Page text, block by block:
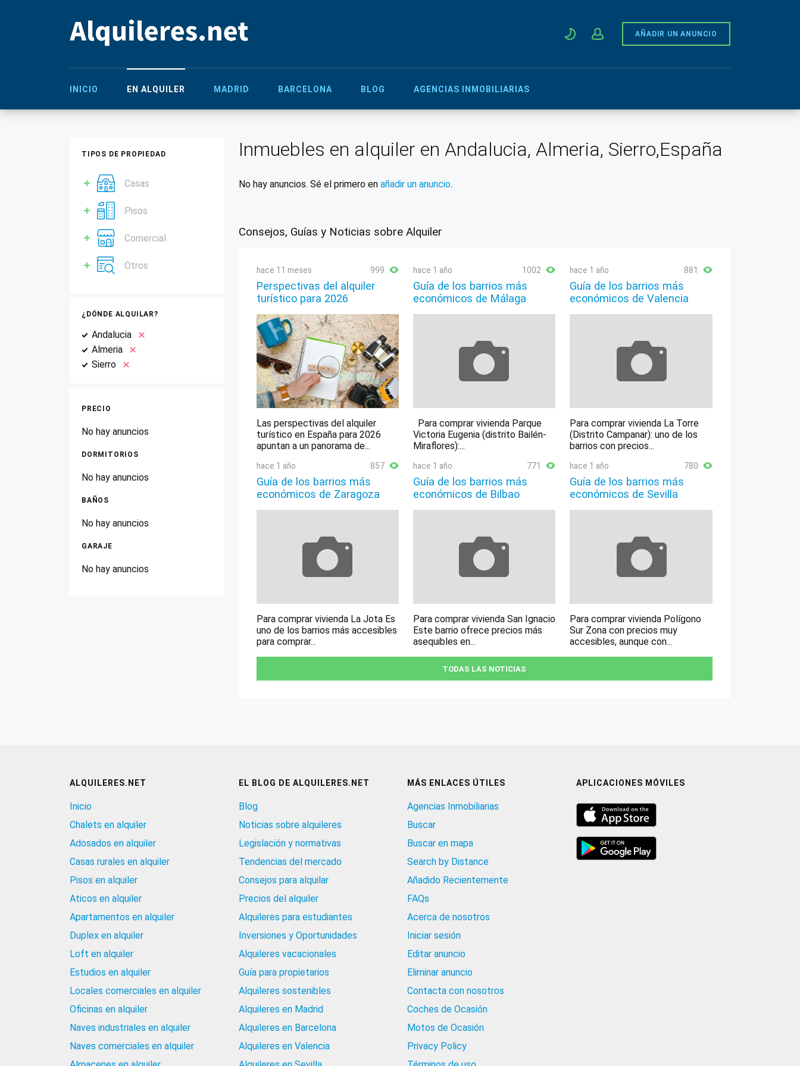
AÑADIR UN ANUNCIO
INICIO EN ALQUILER MADRID BARCELONA BLOG AGENCIAS INMOBILIARIAS
TIPOS DE PROPIEDAD
Casas
Pisos
Comercial
Otros
¿DÓNDE ALQUILAR?
Andalucia
Almeria
Sierro
PRECIO
No hay anuncios
DORMITORIOS
No hay anuncios
BAÑOS
No hay anuncios
GARAJE
No hay anuncios
Inmuebles en alquiler en Andalucia, Almeria, Sierro,España
No hay anuncios. Sé el primero en añadir un anuncio.
Consejos, Guías y Noticias sobre Alquiler
hace 11 meses 999
Perspectivas del alquiler
turístico para 2026
Las perspectivas del alquiler
turístico en España para 2026
apuntan a un panorama de...
hace 1 año 1002
Guía de los barrios más
económicos de Málaga
Para comprar vivienda Parque
Victoria Eugenia (distrito Bailén-
Miraflores):...
hace 1 año 881
Guía de los barrios más
económicos de Valencia
Para comprar vivienda La Torre
(Distrito Campanar): uno de los
barrios con precios...
hace 1 año 857
Guía de los barrios más
económicos de Zaragoza
Para comprar vivienda La Jota Es
uno de los barrios más accesibles
para comprar...
hace 1 año 771
Guía de los barrios más
económicos de Bilbao
Para comprar vivienda San Ignacio
Este barrio ofrece precios más
asequibles en...
hace 1 año 780
Guía de los barrios más
económicos de Sevilla
Para comprar vivienda Polígono
Sur Zona con precios muy
accesibles, aunque con...
TODAS LAS NOTICIAS
ALQUILERES.NET
Inicio
Chalets en alquiler
Adosados en alquiler
Casas rurales en alquiler
Pisos en alquiler
Aticos en alquiler
Apartamentos en alquiler
Duplex en alquiler
Loft en alquiler
Estudios en alquiler
Locales comerciales en alquiler
Oficinas en alquiler
Naves industriales en alquiler
Naves comerciales en alquiler
EL BLOG DE ALQUILERES.NET
Blog
Noticias sobre alquileres
Legislación y normativas
Tendencias del mercado
Consejos para alquilar
Precios del alquiler
Alquileres para estudiantes
Inversiones y Oportunidades
Alquileres vacacionales
Guía para propietarios
Alquileres sostenibles
Alquileres en Madrid
Alquileres en Barcelona
Alquileres en Valencia
MÁS ENLACES ÚTILES
Agencias Inmobiliarias
Buscar
Buscar en mapa
Search by Distance
Añadido Recientemente
FAQs
Acerca de nosotros
Iniciar sesión
Editar anuncio
Eliminar anuncio
Contacta con nosotros
Coches de Ocasión
Motos de Ocasión
Privacy Policy
APLICACIONES MÓVILES